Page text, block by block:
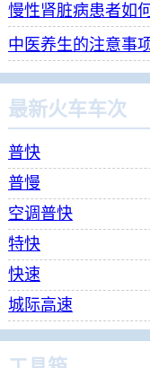
慢性肾脏病患者如
中医养生的注意事
最新火车车次
普快
普慢
空调普快
特快
快速
城际高速